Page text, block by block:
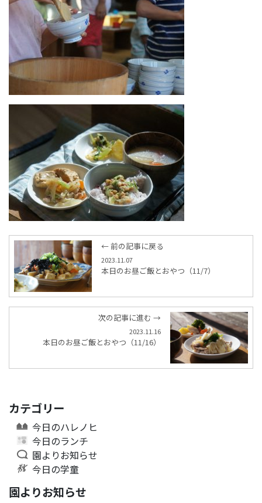
← 前の記事に戻る
2023.11.07
本日のお昼ご飯とおやつ（11/7）
次の記事に進む →
2023.11.16
本日のお昼ご飯とおやつ（11/16）
カテゴリー
今日のハレノヒ
今日のランチ
園よりお知らせ
今日の学童
園よりお知らせ